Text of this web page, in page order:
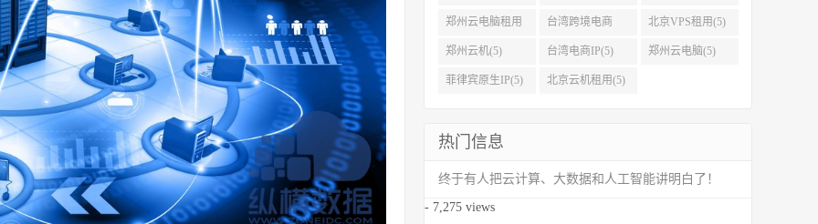
用(5)
郑州云电脑租用
(5)
台湾跨境电商
IP(5)
北京VPS租用(5)
郑州云机(5) 台湾电商IP(5) 郑州云电脑(5)
菲律宾原生IP(5) 北京云机租用(5)
热门信息
终于有人把云计算、大数据和人工智能讲明白了！
- 7,275 views